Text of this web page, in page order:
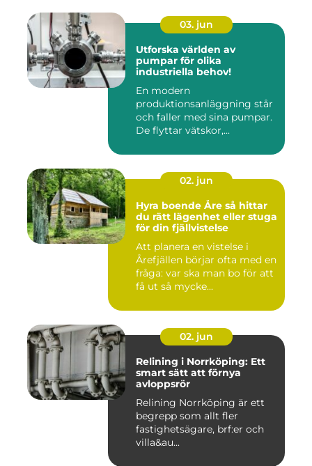
03. jun
Utforska världen av
pumpar för olika
industriella behov!
En modern
produktionsanläggning står
och faller med sina pumpar.
De flyttar vätskor,...
02. jun
Hyra boende Åre så hittar
du rätt lägenhet eller stuga
för din fjällvistelse
Att planera en vistelse i
Årefjällen börjar ofta med en
fråga: var ska man bo för att
få ut så mycke...
02. jun
Relining i Norrköping: Ett
smart sätt att förnya
avloppsrör
Relining Norrköping är ett
begrepp som allt fler
fastighetsägare, brf:er och
villa&au...